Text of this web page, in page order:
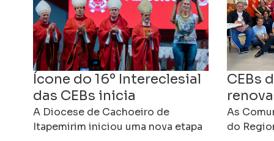
Ícone do 16º Intereclesial
das CEBs inicia
peregrinação após
bênção dos bispos em
A Diocese de Cachoeiro de
Itapemirim iniciou uma nova etapa
CEBs
As
do